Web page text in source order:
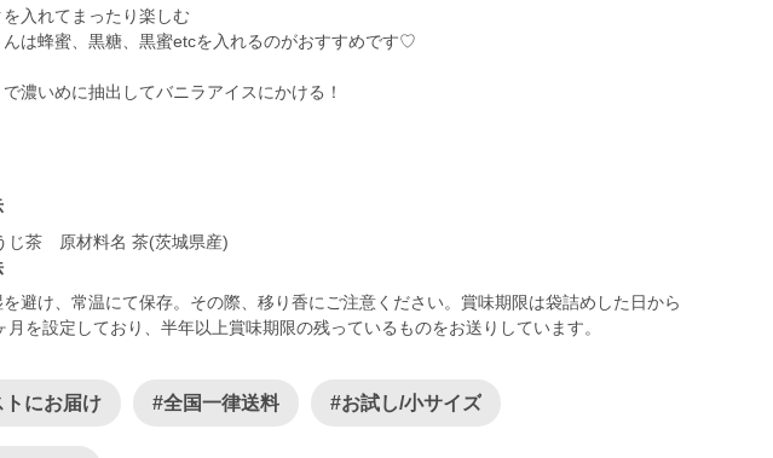
入れてまったり楽しむ
は蜂蜜、黒糖、黒蜜etcを入れるのがおすすめです♡
濃いめに抽出してバニラアイスにかける！
じ茶 原材料名 茶(茨城県産)
避け、常温にて保存。その際、移り香にご注意ください。賞味期限は袋詰めした日から
月を設定しており、半年以上賞味期限の残っているものをお送りしています。
トにお届け #全国一律送料 #お試し/小サイズ